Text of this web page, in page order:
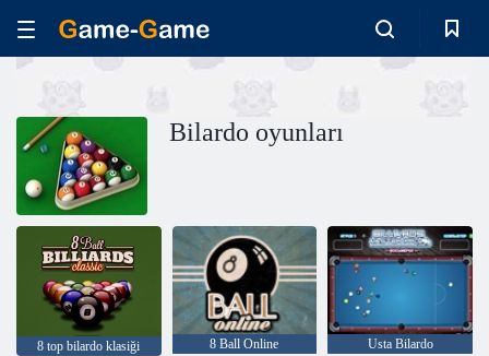
Bilardo oyunları
8 top bilardo klasiği 8 Ball Online Usta Bilardo